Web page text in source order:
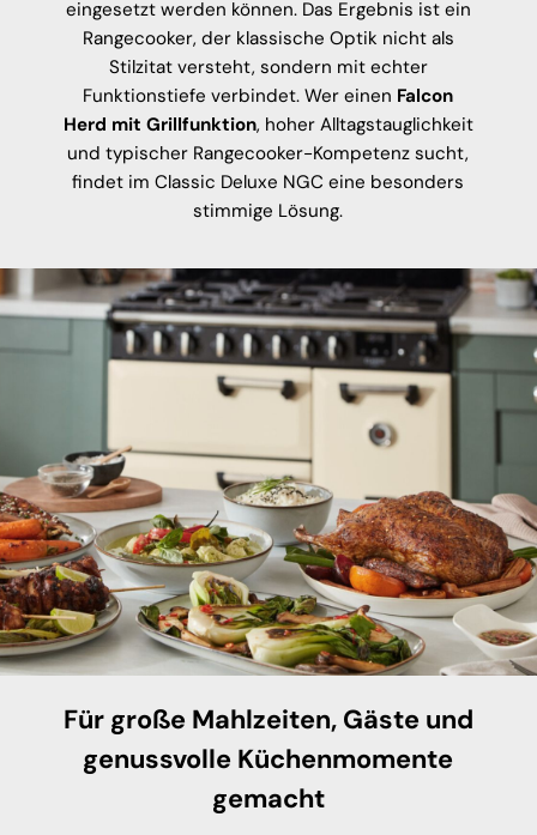
eingesetzt werden können. Das Ergebnis ist ein
Rangecooker, der klassische Optik nicht als
Stilzitat versteht, sondern mit echter
Funktionstiefe verbindet. Wer einen Falcon
Herd mit Grillfunktion, hoher Alltagstauglichkeit
und typischer Rangecooker-Kompetenz sucht,
findet im Classic Deluxe NGC eine besonders
stimmige Lösung.
Für große Mahlzeiten, Gäste und
genussvolle Küchenmomente
gemacht